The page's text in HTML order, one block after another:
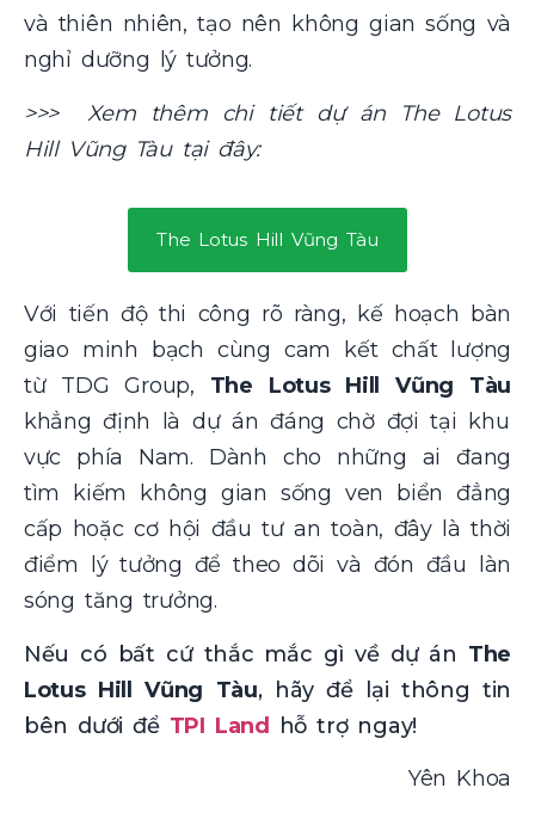
và thiên nhiên, tạo nên không gian sống và
nghỉ dưỡng lý tưởng.
>>> Xem thêm chi tiết dự án The Lotus
Hill Vũng Tàu tại đây:
The Lotus Hill Vũng Tàu
Với tiến độ thi công rõ ràng, kế hoạch bàn
giao minh bạch cùng cam kết chất lượng
từ TDG Group, The Lotus Hill Vũng Tàu
khẳng định là dự án đáng chờ đợi tại khu
vực phía Nam. Dành cho những ai đang
tìm kiếm không gian sống ven biển đẳng
cấp hoặc cơ hội đầu tư an toàn, đây là thời
điểm lý tưởng để theo dõi và đón đầu làn
sóng tăng trưởng.
Nếu có bất cứ thắc mắc gì về dự án The
Lotus Hill Vũng Tàu, hãy để lại thông tin
bên dưới để TPI Land hỗ trợ ngay!
Yên Khoa